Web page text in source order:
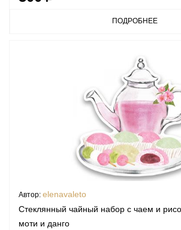
ПОДРОБНЕЕ
Автор: elenavaleto
Стеклянный чайный набор с чаем и
моти и данго